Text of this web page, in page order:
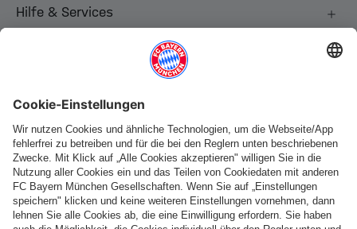
Hilfe & Services
Folge uns
Zahlung & Lieferung